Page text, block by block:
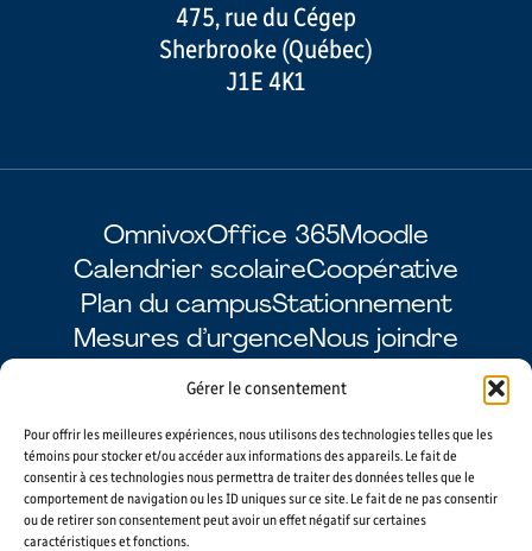
Gérer le consentement
Pour offrir les meilleures expériences, nous utilisons des technologies telles que les
témoins pour stocker et/ou accéder aux informations des appareils. Le fait de
consentir à ces technologies nous permettra de traiter des données telles que le
comportement de navigation ou les ID uniques sur ce site. Le fait de ne pas consentir
ou de retirer son consentement peut avoir un effet négatif sur certaines
caractéristiques et fonctions.
475, rue du Cégep
Sherbrooke (Québec)
J1E 4K1
OmnivoxOffice 365Moodle
Calendrier scolaireCoopérative
Plan du campusStationnement
Mesures d’urgenceNous joindre
FacebookLinkedInInstagramYouTube